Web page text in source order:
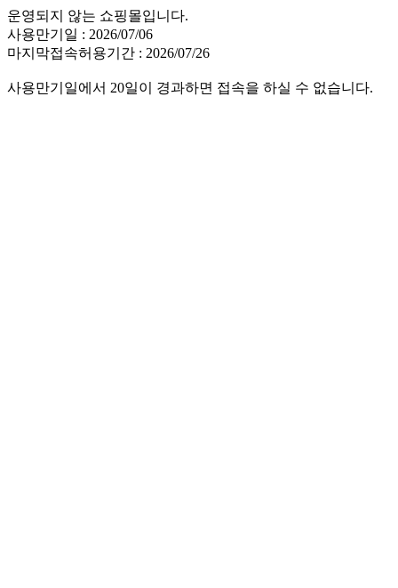
운영되지 않는 쇼핑몰입니다.
사용만기일 : 2026/07/06
마지막접속허용기간 : 2026/07/26
사용만기일에서 20일이 경과하면 접속을 하실 수 없습니다.